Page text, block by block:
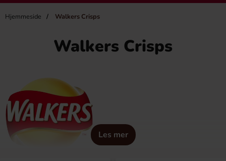
Hjemmeside Walkers Crisps
Walkers Crisps
Les mer